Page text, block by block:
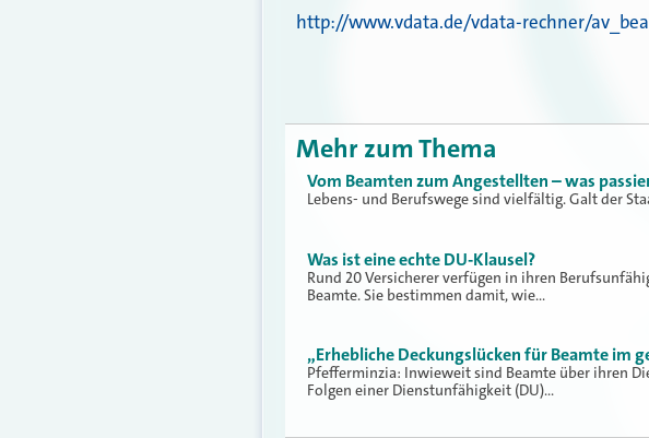
http://www.vdata.de/vdata-rechner/
Mehr zum Thema
Vom Beamten zum Angestellten – was
Lebens- und Berufswege sind vielfältig. Galt der
Was ist eine echte DU-Klausel?
Rund 20 Versicherer verfügen in ihren
Beamte. Sie bestimmen damit, wie…
„Erhebliche Deckungslücken für Beamte im
Pfefferminzia: Inwieweit sind Beamte über ihren
Folgen einer Dienstunfähigkeit (DU)…